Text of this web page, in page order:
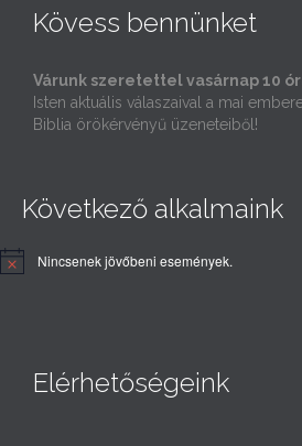
Kövess bennünket
Várunk szeretettel vasárnap 10
Isten aktuális válaszaival a mai
Biblia örökérvényű üzeneteiből!
Következő alkalmaink
Nincsenek jövőbeni események.
Elérhetőségeink